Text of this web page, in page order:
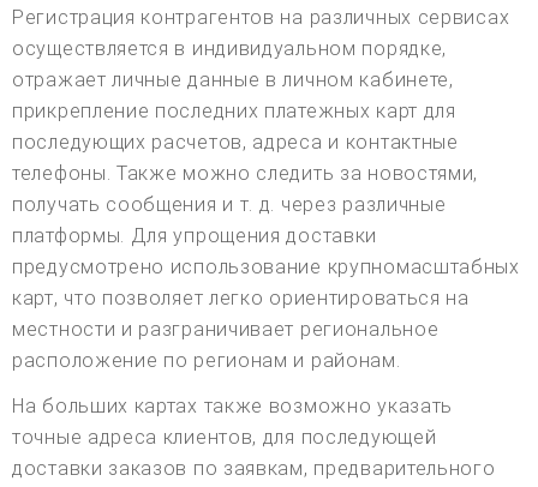
Регистрация контрагентов на различных сервисах
осуществляется в индивидуальном порядке,
отражает личные данные в личном кабинете,
прикрепление последних платежных карт для
последующих расчетов, адреса и контактные
телефоны. Также можно следить за новостями,
получать сообщения и т. д. через различные
платформы. Для упрощения доставки
предусмотрено использование крупномасштабных
карт, что позволяет легко ориентироваться на
местности и разграничивает региональное
расположение по регионам и районам.
На больших картах также возможно указать
точные адреса клиентов, для последующей
доставки заказов по заявкам, предварительного